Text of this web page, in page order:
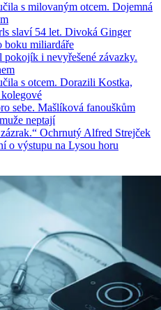
s milovaným otcem. Dojemná
slaví 54 let. Divoká Ginger
boku miliardáře
i nevyřešené závazky.
s otcem. Dorazili Kostka,
sebe. Mašlíková fanouškům
neptají
Ochrnutý Alfred Strejček
o výstupu na Lysou horu